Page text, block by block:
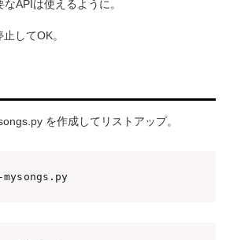
APIは使えるように。
してOK。
を作成してリストアップ。